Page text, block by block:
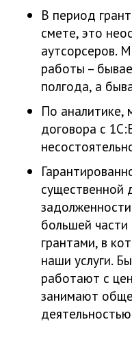
В период
смете, это
аутсорсеров.
работы –
полгода, а
По аналитике,
договора с
существенной
большей
грантами, в
наши услуги.
работают с
занимают